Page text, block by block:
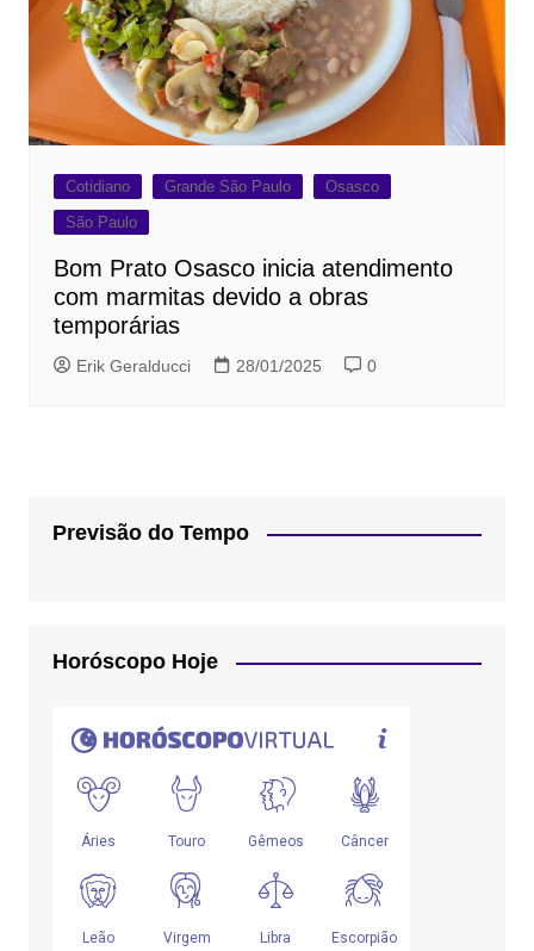
Cotidiano Grande São Paulo
Osasco
São Paulo
Bom Prato Osasco inicia atendimento
com marmitas devido a obras
temporárias
Erik Geralducci 28/01/2025 0
Previsão do Tempo
Horóscopo Hoje